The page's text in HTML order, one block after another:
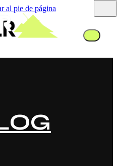
al pie de página